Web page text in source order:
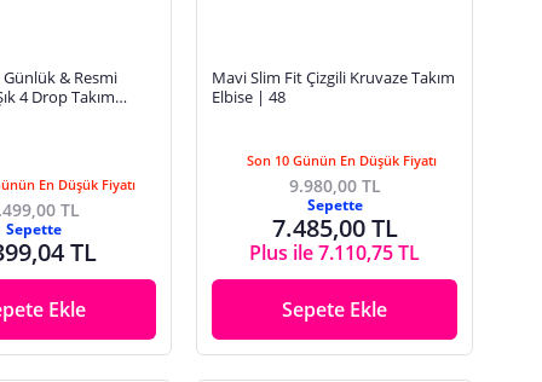
& Resmi
4 Drop Takım
En Düşük Fiyatı
TL
Sepette
TL
Ekle
Mavi Slim Fit Çizgili Kruvaze Takım
Elbise | 48
Son 10 Günün En Düşük Fiyatı
9.980,00 TL
Sepette
7.485,00 TL
Plus ile 7.110,75 TL
Sepete Ekle